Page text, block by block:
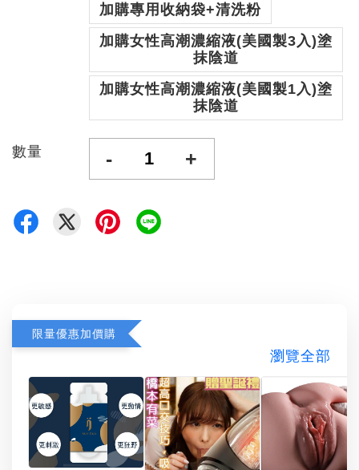
加購專用收納袋+清洗粉
加購女性高潮濃縮液(美國製3入)塗
抹陰道
加購女性高潮濃縮液(美國製1入)塗
抹陰道
數量 - +
限量優惠加價購
瀏覽全部